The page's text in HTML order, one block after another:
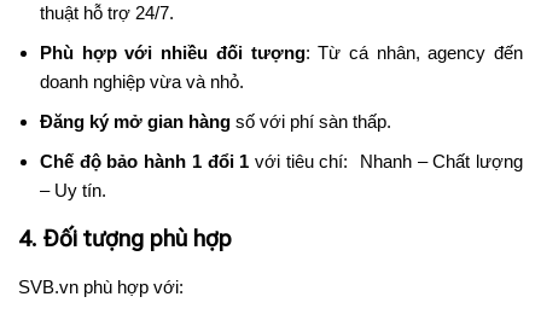
thuật hỗ trợ 24/7.
Phù hợp với nhiều đối tượng: Từ cá nhân, agency đến
doanh nghiệp vừa và nhỏ.
Đăng ký mở gian hàng số với phí sàn thấp.
Chế độ bảo hành 1 đổi 1 với tiêu chí: Nhanh – Chất lượng
– Uy tín.
4. Đối tượng phù hợp
SVB.vn phù hợp với: